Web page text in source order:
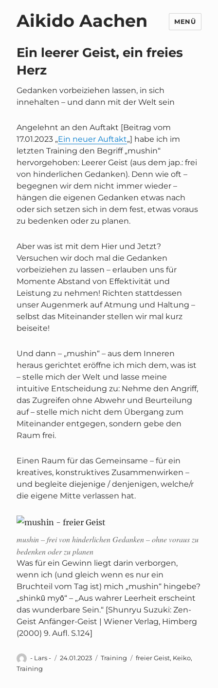
Aikido Aachen MENÜ
Ein leerer Geist, ein freies
Herz
Gedanken vorbeiziehen lassen, in sich
innehalten – und dann mit der Welt sein
Angelehnt an den Auftakt [Beitrag vom
17.01.2023 „Ein neuer Auftakt„] habe ich im
letzten Training den Begriff „mushin“
hervorgehoben: Leerer Geist (aus dem jap.: frei
von hinderlichen Gedanken). Denn wie oft –
begegnen wir dem nicht immer wieder –
hängen die eigenen Gedanken etwas nach
oder sich setzen sich in dem fest, etwas voraus
zu bedenken oder zu planen.
Aber was ist mit dem Hier und Jetzt?
Versuchen wir doch mal die Gedanken
vorbeiziehen zu lassen – erlauben uns für
Momente Abstand von Effektivität und
Leistung zu nehmen! Richten stattdessen
unser Augenmerk auf Atmung und Haltung –
selbst das Miteinander stellen wir mal kurz
beiseite!
Und dann – „mushin“ – aus dem Inneren
heraus gerichtet eröffne ich mich dem, was ist
– stelle mich der Welt und lasse meine
intuitive Entscheidung zu: Nehme den Angriff,
das Zugreifen ohne Abwehr und Beurteilung
auf – stelle mich nicht dem Übergang zum
Miteinander entgegen, sondern gebe den
Raum frei.
Einen Raum für das Gemeinsame – für ein
kreatives, konstruktives Zusammenwirken –
und begleite diejenige / denjenigen, welche/r
die eigene Mitte verlassen hat.
mushin– frei von hinderlichen Gedanken – ohne voraus zu
bedenken oder zu planen
Was für ein Gewinn liegt darin verborgen,
wenn ich (und gleich wenn es nur ein
Bruchteil vom Tag ist) mich „mushin“ hingebe?
„shinkū myō“ – „Aus wahrer Leerheit erscheint
das wunderbare Sein.“ [Shunryu Suzuki: Zen-
Geist Anfänger-Geist | Wiener Verlag, Himberg
(2000) 9. Aufl. S.124]
Autor
- Lars -
Veröffentlicht
24.01.2023 Kategorien
Training Schlagwörter
freier Geist, Keiko,
Training